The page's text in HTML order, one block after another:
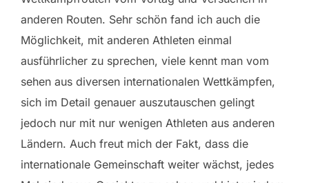
anderen Routen. Sehr schön fand ich auch die
Möglichkeit, mit anderen Athleten einmal
ausführlicher zu sprechen, viele kennt man vom
sehen aus diversen internationalen Wettkämpfen,
sich im Detail genauer auszutauschen gelingt
jedoch nur mit nur wenigen Athleten aus anderen
Ländern. Auch freut mich der Fakt, dass die
internationale Gemeinschaft weiter wächst, jedes